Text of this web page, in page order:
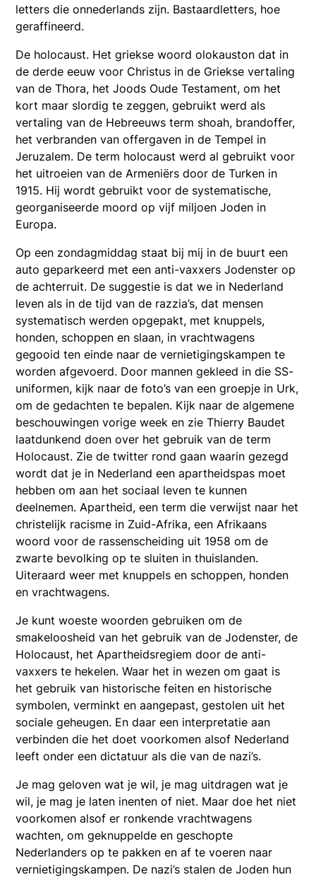
letters die onnederlands zijn. Bastaardletters, hoe
geraffineerd.
De holocaust. Het griekse woord olokauston dat in
de derde eeuw voor Christus in de Griekse vertaling
van de Thora, het Joods Oude Testament, om het
kort maar slordig te zeggen, gebruikt werd als
vertaling van de Hebreeuws term shoah, brandoffer,
het verbranden van offergaven in de Tempel in
Jeruzalem. De term holocaust werd al gebruikt voor
het uitroeien van de Armeniërs door de Turken in
1915. Hij wordt gebruikt voor de systematische,
georganiseerde moord op vijf miljoen Joden in
Europa.
Op een zondagmiddag staat bij mij in de buurt een
auto geparkeerd met een anti-vaxxers Jodenster op
de achterruit. De suggestie is dat we in Nederland
leven als in de tijd van de razzia’s, dat mensen
systematisch werden opgepakt, met knuppels,
honden, schoppen en slaan, in vrachtwagens
gegooid ten einde naar de vernietigingskampen te
worden afgevoerd. Door mannen gekleed in die SS-
uniformen, kijk naar de foto’s van een groepje in Urk,
om de gedachten te bepalen. Kijk naar de algemene
beschouwingen vorige week en zie Thierry Baudet
laatdunkend doen over het gebruik van de term
Holocaust. Zie de twitter rond gaan waarin gezegd
wordt dat je in Nederland een apartheidspas moet
hebben om aan het sociaal leven te kunnen
deelnemen. Apartheid, een term die verwijst naar het
christelijk racisme in Zuid-Afrika, een Afrikaans
woord voor de rassenscheiding uit 1958 om de
zwarte bevolking op te sluiten in thuislanden.
Uiteraard weer met knuppels en schoppen, honden
en vrachtwagens.
Je kunt woeste woorden gebruiken om de
smakeloosheid van het gebruik van de Jodenster, de
Holocaust, het Apartheidsregiem door de anti-
vaxxers te hekelen. Waar het in wezen om gaat is
het gebruik van historische feiten en historische
symbolen, verminkt en aangepast, gestolen uit het
sociale geheugen. En daar een interpretatie aan
verbinden die het doet voorkomen alsof Nederland
leeft onder een dictatuur als die van de nazi’s.
Je mag geloven wat je wil, je mag uitdragen wat je
wil, je mag je laten inenten of niet. Maar doe het niet
voorkomen alsof er ronkende vrachtwagens
wachten, om geknuppelde en geschopte
Nederlanders op te pakken en af te voeren naar
vernietigingskampen. De nazi’s stalen de Joden hun